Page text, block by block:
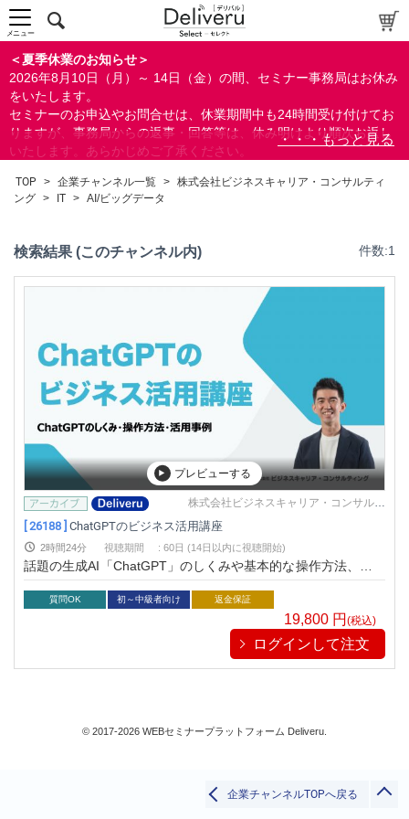
上級者向け
配布資料
指定しない
あり
なし
研修の提供
あり
人事/労務
営業/マーケティング
ビジネススキル
IT
IoT
AI/ビッグデータ
検定/資格
リベラル/アーツ(教養)
すべて
＜夏季休業のお知らせ＞
2026年8月10日（月）～ 14日（金）の間、セミナー事務局はお休み
をいたします。
セミナーのお申込やお問合せは、休業期間中も24時間受け付けてお
りますが、事務局からの返事・回答等は、休み明けより順次お返し
いたします。あらかじめご了承ください。
ができます。
メニュー
TOP > 企業チャンネル一覧 > 株式会社ビジネスキャリア・コンサルティ
ング > IT > AI/ビッグデータ
検索結果 (このチャンネル内) 件数:1
プレビューする
株式会社ビジネスキャリア・コンサルテ
[ 26188 ] ChatGPTのビジネス活用講座
2時間24分 視聴期間 : 60日 (14日以内に視聴開始)
話題の生成AI「ChatGPT」のしくみや基本的な操作方法、業務
活用の実例をご紹介する講座です。実際の画面をご覧いただき
ながら、プロンプト（指示文）の入力、回答生成、追加指示の
質問OK 初～中級者向け 返金保証
19,800 円 (税込)
ログインして注文
企業チャンネルTOPへ戻る
© 2017-2026 WEBセミナープラットフォーム Deliveru.